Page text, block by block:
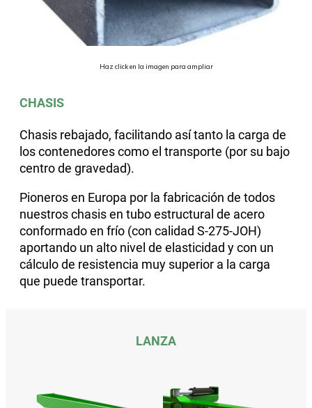
CHASIS
Chasis rebajado, facilitando así tanto la carga de
los contenedores como el transporte (por su bajo
centro de gravedad).
Pioneros en Europa por la fabricación de todos
nuestros chasis en tubo estructural de acero
conformado en frío (con calidad S-275-JOH)
aportando un alto nivel de elasticidad y con un
cálculo de resistencia muy superior a la carga
que puede transportar.
Haz click en la imagen para ampliar
LANZA